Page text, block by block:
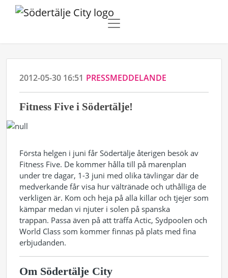
2012-05-30 16:51 PRESSMEDDELANDE
Fitness Five i Södertälje!
Första helgen i juni får Södertälje återigen besök av
Fitness Five. De kommer hålla till på marenplan
under tre dagar, 1-3 juni med olika tävlingar där de
medverkande får visa hur vältränade och uthålliga de
verkligen är. Kom och heja på alla killar och tjejer som
kämpar medan vi njuter i solen på spanska
trappan. Passa även på att träffa Actic, Sydpoolen och
World Class som kommer finnas på plats med fina
erbjudanden.
Om Södertälje City